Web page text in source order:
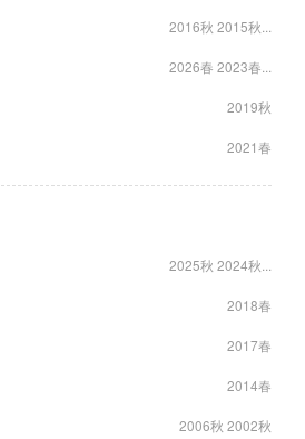
2016秋 2015秋...
2026春 2023春...
2019秋
2021春
2025秋 2024秋...
2018春
2017春
2014春
2006秋 2002秋